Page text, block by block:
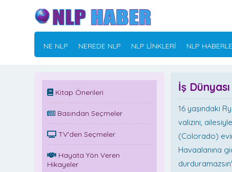
NE NLP NEREDE NLP NLP LİNKLERİ NLP
Kitap Önerileri
Basından Seçmeler
TV'den Seçmeler
Hayata Yön Veren
Hikayeler
İş
16 yaşındaki
valizini,
(Colorado)
Havaalanına